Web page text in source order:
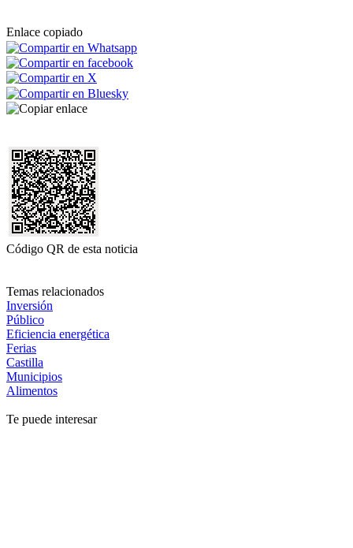
Enlace copiado
Código QR de esta noticia
Temas relacionados
Inversión
Público
Eficiencia energética
Ferias
Castilla
Municipios
Alimentos
Te puede interesar